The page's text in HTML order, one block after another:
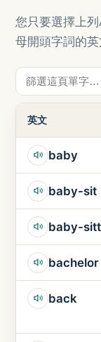
您只要選擇上
母開頭字詞的英
英文
baby
baby-sit
baby-
bachelor
back